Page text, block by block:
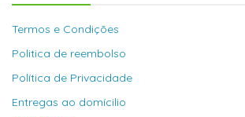
Termos e Condições
Politica de reembolso
Política de Privacidade
Entregas ao domícilio